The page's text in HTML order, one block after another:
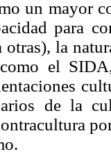
un mayor
para
la
el
de la